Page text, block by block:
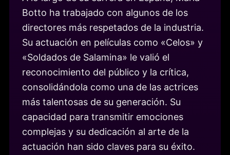
Botto ha trabajado con algunos de los
directores más respetados de la industria.
Su actuación en películas como «Celos» y
«Soldados de Salamina» le valió el
reconocimiento del público y la crítica,
consolidándola como una de las actrices
más talentosas de su generación. Su
capacidad para transmitir emociones
complejas y su dedicación al arte de la
actuación han sido claves para su éxito.